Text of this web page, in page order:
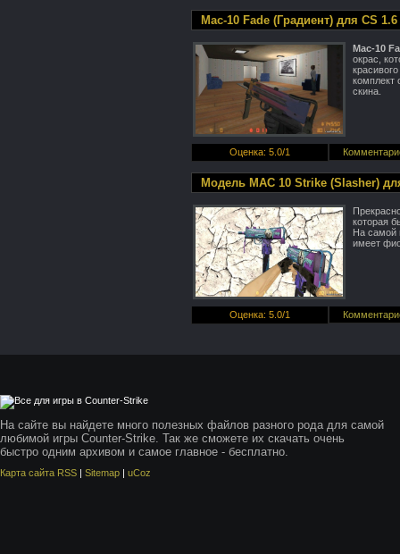
Mac-10 Fade (Градиент) для CS 1.6
Mac-10
окрас,
комплект
скина.
Оценка: 5.0/1
Модель MAC 10 Strike (Slasher)
которая
На самой
имеет
Оценка: 5.0/1
На сайте вы найдете много полезных файлов разного рода для самой
любимой игры Counter-Strike. Так же сможете их скачать очень
быстро одним архивом и самое главное - бесплатно.
Карта сайта RSS | Sitemap | uCoz